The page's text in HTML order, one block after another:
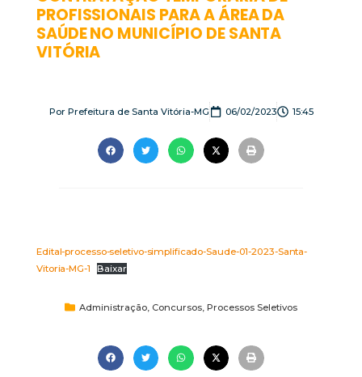
PROFISSIONAIS PARA A ÁREA DA
SAÚDE NO MUNICÍPIO DE SANTA
VITÓRIA
PorPrefeitura de Santa Vitória-MG 06/02/2023 15:45
Edital-processo-seletivo-simplificado-Saude-01-2023-Santa-
Vitoria-MG-1
Baixar
Administração Concursos Processos Seletivos